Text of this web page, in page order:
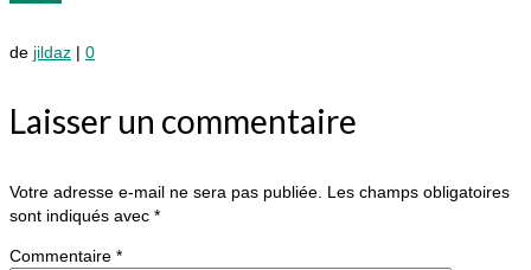
de jildaz | 0
Laisser un commentaire
Votre adresse e-mail ne sera pas publiée. Les champs obligatoires
sont indiqués avec *
Commentaire *